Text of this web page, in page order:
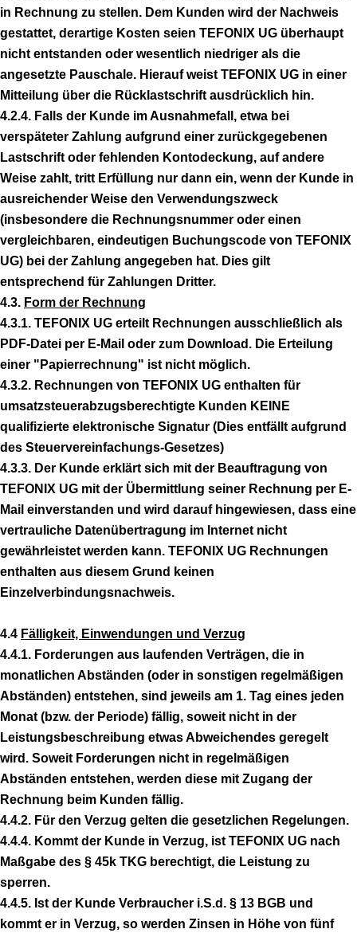
in Rechnung zu stellen. Dem Kunden wird der Nachweis
gestattet, derartige Kosten seien TEFONIX UG überhaupt
nicht entstanden oder wesentlich niedriger als die
angesetzte Pauschale. Hierauf weist TEFONIX UG in einer
Mitteilung über die Rücklastschrift ausdrücklich hin.
4.2.4. Falls der Kunde im Ausnahmefall, etwa bei
verspäteter Zahlung aufgrund einer zurückgegebenen
Lastschrift oder fehlenden Kontodeckung, auf andere
Weise zahlt, tritt Erfüllung nur dann ein, wenn der Kunde in
ausreichender Weise den Verwendungszweck
(insbesondere die Rechnungsnummer oder einen
vergleichbaren, eindeutigen Buchungscode von TEFONIX
UG) bei der Zahlung angegeben hat. Dies gilt
entsprechend für Zahlungen Dritter.
4.3. Form der Rechnung
4.3.1. TEFONIX UG erteilt Rechnungen ausschließlich als
PDF-Datei per E-Mail oder zum Download. Die Erteilung
einer "Papierrechnung" ist nicht möglich.
4.3.2. Rechnungen von TEFONIX UG enthalten für
umsatzsteuerabzugsberechtigte Kunden KEINE
qualifizierte elektronische Signatur (Dies entfällt aufgrund
des Steuervereinfachungs-Gesetzes)
4.3.3. Der Kunde erklärt sich mit der Beauftragung von
TEFONIX UG mit der Übermittlung seiner Rechnung per E-
Mail einverstanden und wird darauf hingewiesen, dass eine
vertrauliche Datenübertragung im Internet nicht
gewährleistet werden kann. TEFONIX UG Rechnungen
enthalten aus diesem Grund keinen
Einzelverbindungsnachweis.
4.4 Fälligkeit, Einwendungen und Verzug
4.4.1. Forderungen aus laufenden Verträgen, die in
monatlichen Abständen (oder in sonstigen regelmäßigen
Abständen) entstehen, sind jeweils am 1. Tag eines jeden
Monat (bzw. der Periode) fällig, soweit nicht in der
Leistungsbeschreibung etwas Abweichendes geregelt
wird. Soweit Forderungen nicht in regelmäßigen
Abständen entstehen, werden diese mit Zugang der
Rechnung beim Kunden fällig.
4.4.2. Für den Verzug gelten die gesetzlichen Regelungen.
4.4.4. Kommt der Kunde in Verzug, ist TEFONIX UG nach
Maßgabe des § 45k TKG berechtigt, die Leistung zu
sperren.
4.4.5. Ist der Kunde Verbraucher i.S.d. § 13 BGB und
kommt er in Verzug, so werden Zinsen in Höhe von fünf